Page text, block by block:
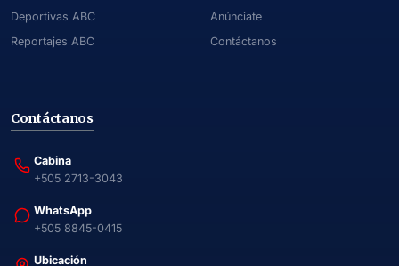
Deportivas ABC
Reportajes ABC
Anúnciate
Contáctanos
Contáctanos
Cabina
+505 2713-3043
WhatsApp
+505 8845-0415
Ubicación